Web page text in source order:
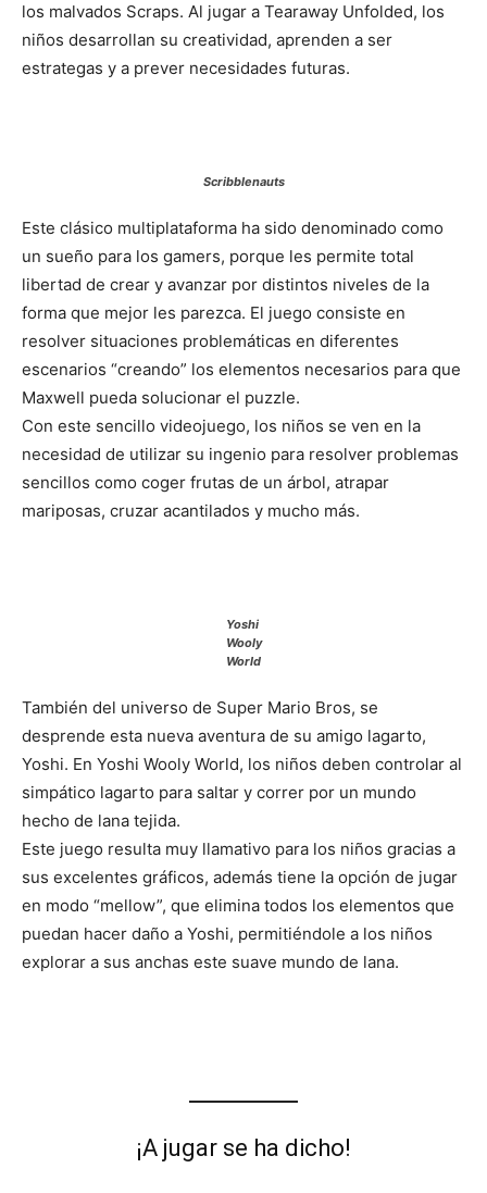
los malvados Scraps. Al jugar a Tearaway Unfolded, los
niños desarrollan su creatividad, aprenden a ser
estrategas y a prever necesidades futuras.
Scribblenauts
Este clásico multiplataforma ha sido denominado como
un sueño para los gamers, porque les permite total
libertad de crear y avanzar por distintos niveles de la
forma que mejor les parezca. El juego consiste en
resolver situaciones problemáticas en diferentes
escenarios “creando” los elementos necesarios para que
Maxwell pueda solucionar el puzzle.
Con este sencillo videojuego, los niños se ven en la
necesidad de utilizar su ingenio para resolver problemas
sencillos como coger frutas de un árbol, atrapar
mariposas, cruzar acantilados y mucho más.
Yoshi
Wooly
World
También del universo de Super Mario Bros, se
desprende esta nueva aventura de su amigo lagarto,
Yoshi. En Yoshi Wooly World, los niños deben controlar al
simpático lagarto para saltar y correr por un mundo
hecho de lana tejida.
Este juego resulta muy llamativo para los niños gracias a
sus excelentes gráficos, además tiene la opción de jugar
en modo “mellow”, que elimina todos los elementos que
puedan hacer daño a Yoshi, permitiéndole a los niños
explorar a sus anchas este suave mundo de lana.
¡A jugar se ha dicho!